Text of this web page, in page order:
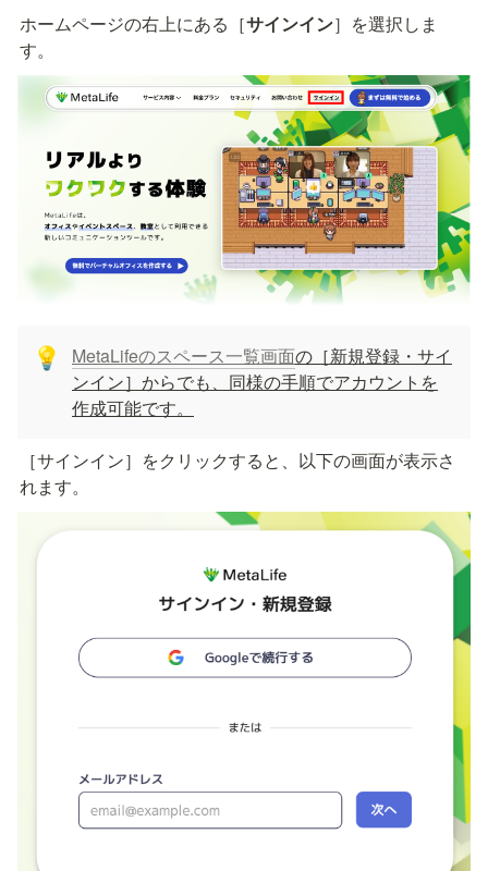
ホームページの右上にある［サインイン］を選択しま
す。
💡 MetaLifeのスペース一覧画面の［新規登録・サイ
ンイン］からでも、同様の手順でアカウントを
作成可能です。
［サインイン］をクリックすると、以下の画面が表示さ
れます。